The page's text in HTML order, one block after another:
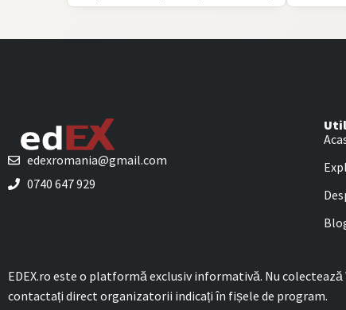
edexromania@gmail.com
0740 647 929
EDEX.ro este o platformă exclusiv informativă. Nu
contactați direct organizatorii indicați în fișele de program.